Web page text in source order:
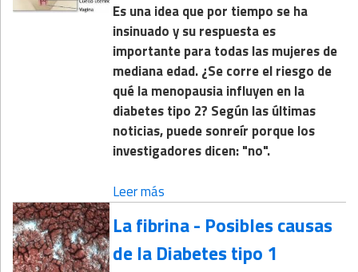
Es una idea que por tiempo se ha
insinuado y su respuesta es
importante para todas las mujeres de
mediana edad. ¿Se corre el riesgo de
qué la menopausia influyen en la
diabetes tipo 2? Según las últimas
noticias, puede sonreír porque los
investigadores dicen: "no".
Leer más
La fibrina - Posibles causas
de la Diabetes tipo 1